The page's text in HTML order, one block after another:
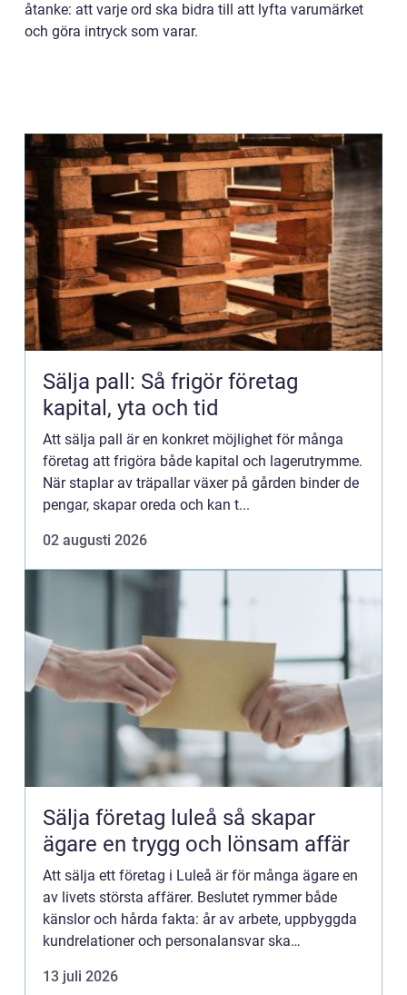
åtanke: att varje ord ska bidra till att lyfta varumärket
och göra intryck som varar.
Sälja pall: Så frigör företag
kapital, yta och tid
Att sälja pall är en konkret möjlighet för många
företag att frigöra både kapital och lagerutrymme.
När staplar av träpallar växer på gården binder de
pengar, skapar oreda och kan t...
02 augusti 2026
Sälja företag luleå så skapar
ägare en trygg och lönsam affär
Att sälja ett företag i Luleå är för många ägare en
av livets största affärer. Beslutet rymmer både
känslor och hårda fakta: år av arbete, uppbyggda
kundrelationer och personalansvar ska
framtid för...
13 juli 2026